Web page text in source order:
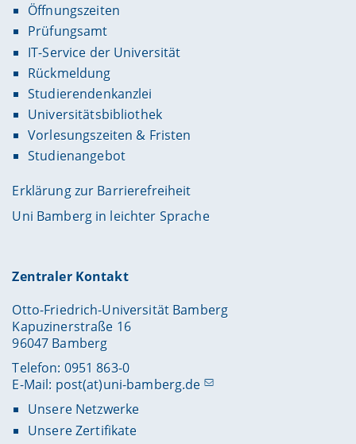
Öffnungszeiten
Prüfungsamt
IT-Service der Universität
Rückmeldung
Studierendenkanzlei
Universitätsbibliothek
Vorlesungszeiten & Fristen
Studienangebot
Erklärung zur Barrierefreiheit
Uni Bamberg in leichter Sprache
Zentraler Kontakt
Otto-Friedrich-Universität Bamberg
Kapuzinerstraße 16
96047 Bamberg
Telefon: 0951 863-0
E-Mail: post(at)uni-bamberg.de
Unsere Netzwerke
Unsere Zertifikate